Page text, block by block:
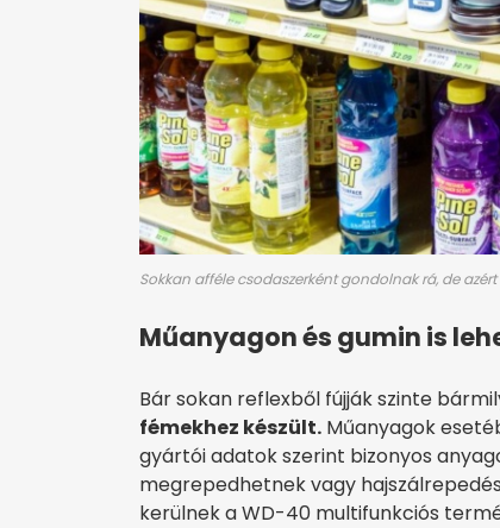
Sokkan afféle csodaszerként gondolnak rá, de
Műanyagon és gumin is
Bár sokan reflexből fújják szinte
fémekhez készült. Műanyagok
gyártói adatok szerint bizonyos
megrepedhetnek vagy
kerülnek a WD-40 multifunkciós